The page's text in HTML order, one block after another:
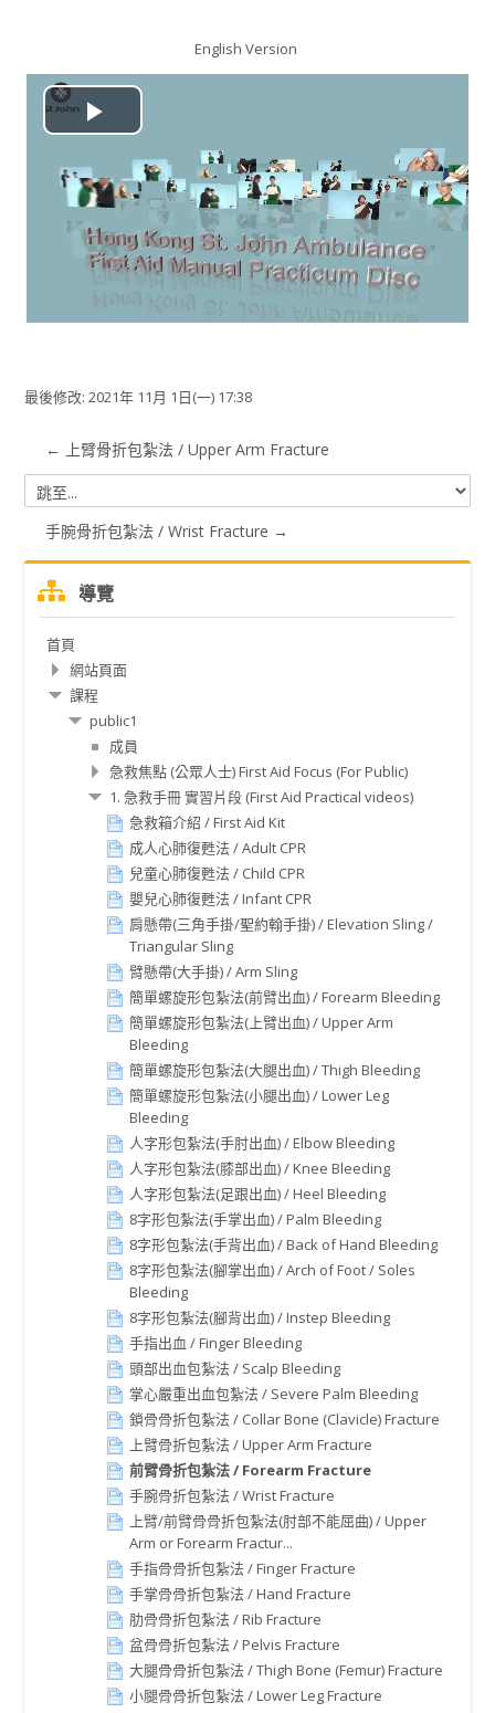
English Version
播
放
视
频
最後修改: 2021年 11月 1日(一) 17:38
← 上臂骨折包紮法 / Upper Arm Fracture
跳
至...手腕骨折包紮法 / Wrist Fracture →
過
導覽
首頁
網站頁面
課程
public1
成員
急救焦點 (公眾人士) First Aid Focus (For Public)
1. 急救手冊 實習片段 (First Aid Practical videos)
急救箱介紹 / First Aid Kit
成人心肺復甦法 / Adult CPR
兒童心肺復甦法 / Child CPR
嬰兒心肺復甦法 / Infant CPR
肩懸帶(三角手掛/聖約翰手掛) / Elevation Sling /
Triangular Sling
臂懸帶(大手掛) / Arm Sling
簡單螺旋形包紮法(前臂出血) / Forearm Bleeding
簡單螺旋形包紮法(上臂出血) / Upper Arm
Bleeding
簡單螺旋形包紮法(大腿出血) / Thigh Bleeding
簡單螺旋形包紮法(小腿出血) / Lower Leg
Bleeding
人字形包紮法(手肘出血) / Elbow Bleeding
人字形包紮法(膝部出血) / Knee Bleeding
人字形包紮法(足跟出血) / Heel Bleeding
8字形包紮法(手掌出血) / Palm Bleeding
8字形包紮法(手背出血) / Back of Hand Bleeding
8字形包紮法(腳掌出血) / Arch of Foot / Soles
Bleeding
8字形包紮法(腳背出血) / Instep Bleeding
手指出血 / Finger Bleeding
頭部出血包紮法 / Scalp Bleeding
掌心嚴重出血包紮法 / Severe Palm Bleeding
鎖骨骨折包紮法 / Collar Bone (Clavicle) Fracture
上臂骨折包紮法 / Upper Arm Fracture
前臂骨折包紮法 / Forearm Fracture
手腕骨折包紮法 / Wrist Fracture
上臂/前臂骨骨折包紮法(肘部不能屈曲) / Upper
Arm or Forearm Fractur...
手指骨骨折包紮法 / Finger Fracture
手掌骨骨折包紮法 / Hand Fracture
肋骨骨折包紮法 / Rib Fracture
盆骨骨折包紮法 / Pelvis Fracture
大腿骨骨折包紮法 / Thigh Bone (Femur) Fracture
小腿骨骨折包紮法 / Lower Leg Fracture